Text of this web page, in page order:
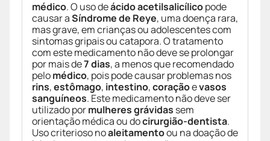
médico. O uso deácido acetilsalicílicopode
causar aSíndrome de Reye, uma doença rara,
mas grave, em crianças ou adolescentes com
sintomas gripais ou catapora. O tratamento
com este medicamento não deve se prolongar
por mais de7 dias, a menos que recomendado
pelomédico, pois pode causar problemas nos
rins,estômago, intestino,coraçãoevasos
sanguíneos. Este medicamento não deve ser
utilizado pormulheres grávidas sem
orientação médica ou docirurgião-dentista.
Uso criterioso noaleitamentoou na doação de